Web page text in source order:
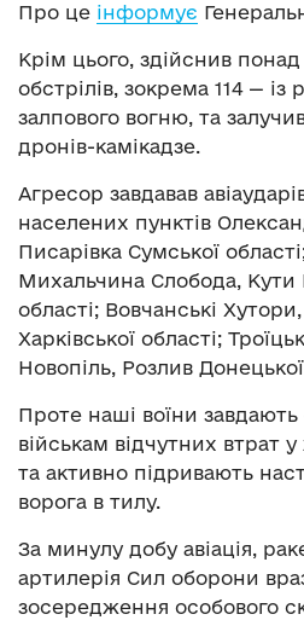
Про це інформує
Крім цього, здійснив понад
обстрілів, зокрема 114 —
залпового вогню, та
дронів-камікадзе.
Агресор завдавав
населених пунктів
Писарівка Сумської
Михальчина Слобода, Кути
області; Вовчанські
Харківської області;
Новопіль, Розлив
Проте наші воїни
військам відчутних втрат у
та активно підривають
ворога в тилу.
За минулу добу авіація,
артилерія Сил оборони
зосередження особового